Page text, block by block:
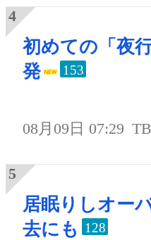
初めての「夜
発
153
08月09日 07:29
居眠りしオー
去にも
128